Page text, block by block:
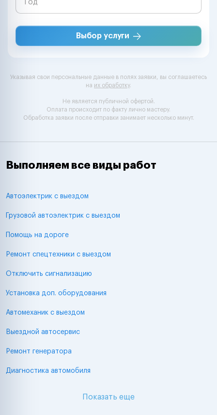
Выбор услуги
Указывая свои персональные данные в полях заявки, вы соглашаетесь
на их обработку.
Не является публичной офертой.
Оплата происходит по факту лично мастеру.
Обработка заявки после отправки занимает несколько минут.
Выполняем все виды работ
Автоэлектрик с выездом
Грузовой автоэлектрик с выездом
Помощь на дороге
Ремонт спецтехники с выездом
Отключить сигнализацию
Установка доп. оборудования
Автомеханик с выездом
Выездной автосервис
Ремонт генератора
Диагностика автомобиля
Показать еще